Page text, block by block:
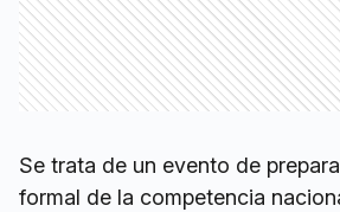
Se trata de un evento de
formal de la competencia